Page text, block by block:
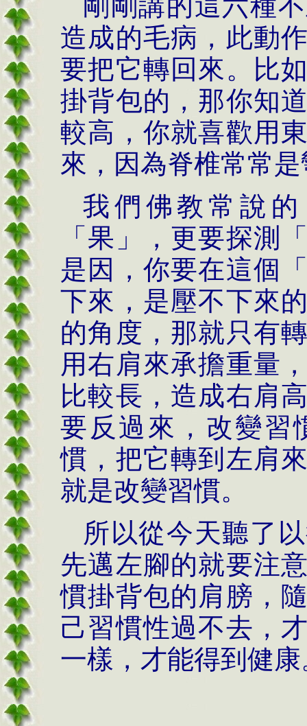
剛剛講的這六種
造成的毛病，此動
要把它轉回來。比
掛背包的，那你知
較高，你就喜歡用
來，因為脊椎常常
我們佛教常說
「果」，更要探測
是因，你要在這個
下來，是壓不下來
的角度，那就只有
用右肩來承擔重量
比較長，造成右肩
要反過來，改變習
慣，把它轉到左肩
就是改變習慣。
所以從今天聽了
先邁左腳的就要注
慣掛背包的肩膀，
己習慣性過不去，
一樣，才能得到健康